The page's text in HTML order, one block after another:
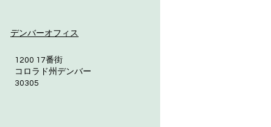
デンバーオフィス
1200 17番街
コロラド州デンバー
30305